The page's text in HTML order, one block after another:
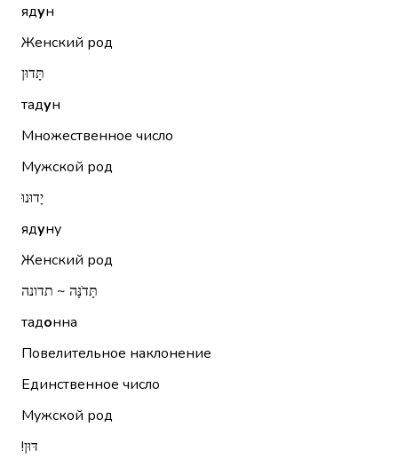
ядун
Женский род
תָּדוּן
тадун
Множественное число
Мужской род
יָדוּנוּ
ядуну
Женский род
תָּדֹנָּה ~ תדונה
тадонна
Повелительное наклонение
Единственное число
Мужской род
דּוּן!‏